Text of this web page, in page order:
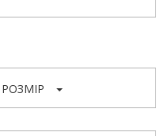
РОЗМІР